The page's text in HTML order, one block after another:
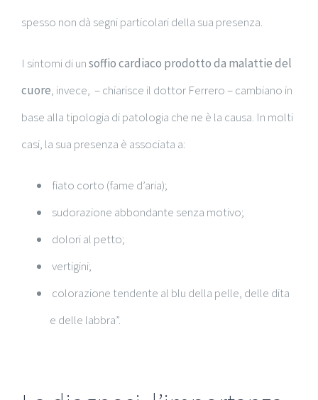
spesso non dà segni particolari della sua presenza.
I sintomi di unsoffio cardiaco prodotto da malattie del
cuore, invece, – chiarisce il dottor Ferrero – cambiano in
base alla tipologia di patologia che ne è la causa. In molti
casi, la sua presenza è associata a:
fiato corto (fame d’aria);
sudorazione abbondante senza motivo;
dolori al petto;
vertigini;
colorazione tendente al blu della pelle, delle dita
e delle labbra”.